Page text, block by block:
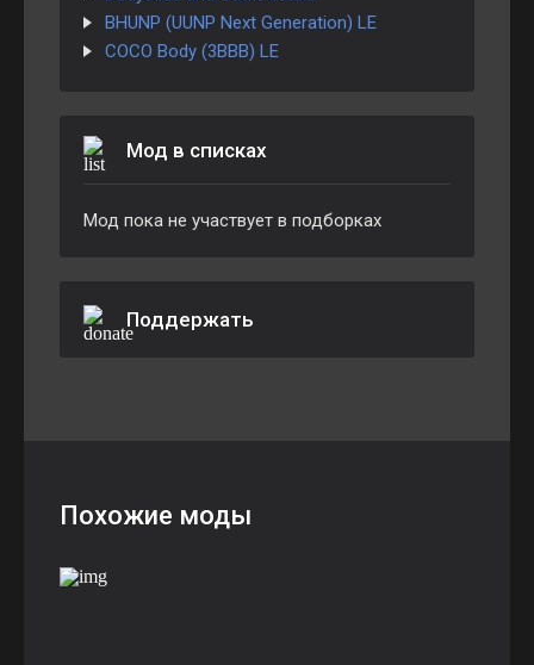
BHUNP (UUNP Next Generation) LE
COCO Body (3BBB) LE
Мод в списках
Мод пока не участвует в подборках
Поддержать
Похожие моды